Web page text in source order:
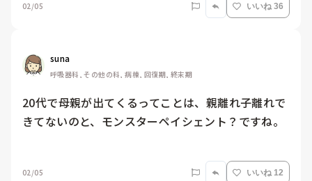
02/05 いいね 36
suna
呼吸器科, その他の科, 病棟, 回復期, 終末期
20代で母親が出てくるってことは、親離れ子離れで
きてないのと、モンスターペイシェント？ですね。
02/05 いいね 12